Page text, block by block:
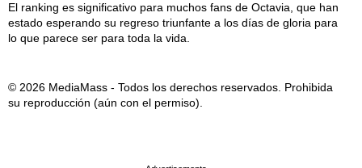
El ranking es significativo para muchos fans de Octavia, que han
estado esperando su regreso triunfante a los días de gloria para
lo que parece ser para toda la vida.
© 2026 MediaMass - Todos los derechos reservados. Prohibida
su reproducción (aún con el permiso).